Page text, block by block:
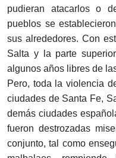
pudieran atacarlos o
pueblos se
sus alrededores. Con
Salta y la parte
algunos años libres de
Pero, toda la violencia
ciudades de Santa Fe,
demás ciudades
fueron destrozadas
conjunto, tal como